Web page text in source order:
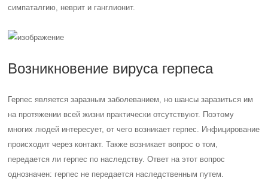
симпаталгию, неврит и ганглионит.
Возникновение вируса герпеса
Герпес является заразным заболеванием, но шансы заразиться им
на протяжении всей жизни практически отсутствуют. Поэтому
многих людей интересует, от чего возникает герпес. Инфицирование
происходит через контакт. Также возникает вопрос о том,
передается ли герпес по наследству. Ответ на этот вопрос
однозначен: герпес не передается наследственным путем.